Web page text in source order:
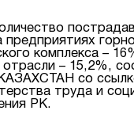
предприятиях
комплекса –
отрасли – 15,2%,
со
труда и
РК.